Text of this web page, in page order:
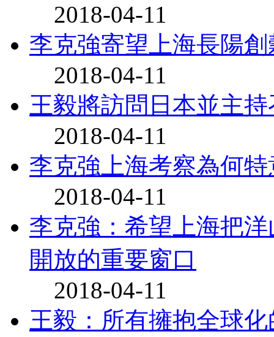
2018-04-11
李克強寄望上海長陽
2018-04-11
王毅將訪問日本並主
2018-04-11
李克強上海考察為何
2018-04-11
李克強：希望上海把
開放的重要窗口
2018-04-11
王毅：所有擁抱全球